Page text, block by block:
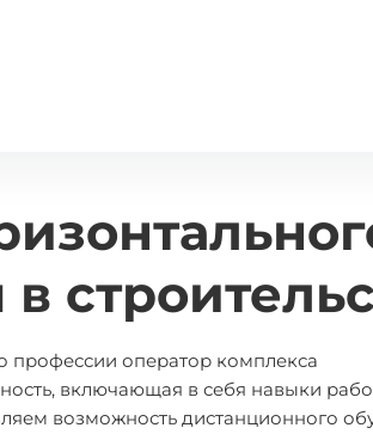
профессии оператор комплекса
включающая в себя навыки
возможность дистанционного